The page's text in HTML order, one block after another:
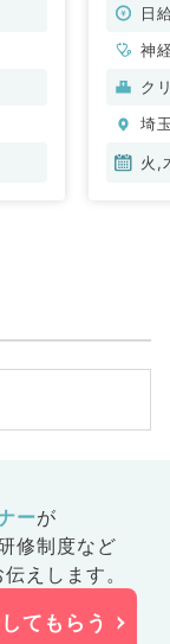
か
～勤
科系／
日
神
科
臓
科
ク
埼
火,
ーが
修制度など
えします。
てもらう